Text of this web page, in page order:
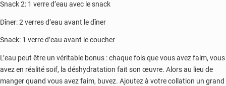
Snack 2: 1 verre d’eau avec le snack
Dîner: 2 verres d’eau avant le dîner
Snack: 1 verre d’eau avant le coucher
L’eau peut être un véritable bonus : chaque fois que vous avez faim, vous
avez en réalité soif, la déshydratation fait son œuvre. Alors au lieu de
manger quand vous avez faim, buvez. Ajoutez à votre collation un grand